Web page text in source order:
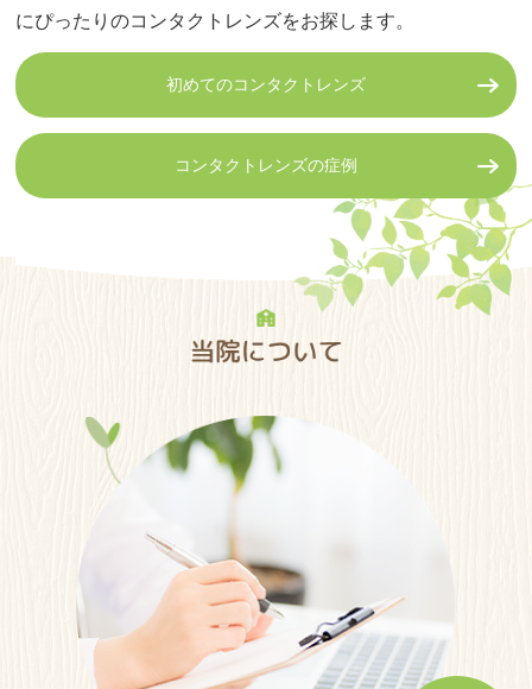
年末年始のご案内
本日の診療について
2025.10.30
2025年10月の代理診療のご案内
2025.08.25
2025年9月の代理診療のご案内
2025年8月の代理診療のご案内
2025.06.05
お盆休みのご案内
にぴったりのコンタクトレンズをお探します。
初めてのコンタクトレンズ
コンタクトレンズの症例